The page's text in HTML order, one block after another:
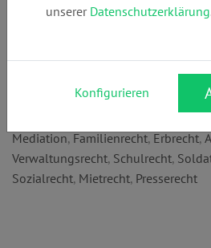
Mediation, Familienrecht, Erbrecht,
Verwaltungsrecht, Schulrecht,
Sozialrecht, Mietrecht, Presserecht
unserer Datenschutzerklärung
Konfigurieren